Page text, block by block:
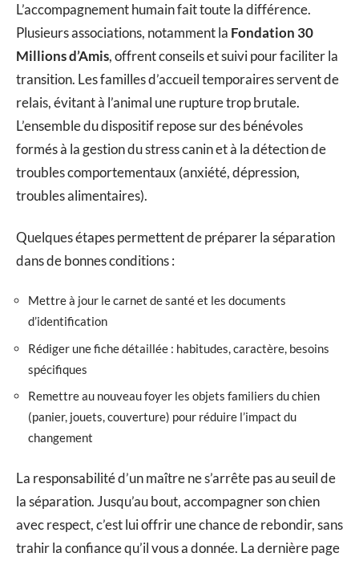
L’accompagnement humain fait toute la différence.
Plusieurs associations, notamment la Fondation 30
Millions d’Amis, offrent conseils et suivi pour faciliter la
transition. Les familles d’accueil temporaires servent de
relais, évitant à l’animal une rupture trop brutale.
L’ensemble du dispositif repose sur des bénévoles
formés à la gestion du stress canin et à la détection de
troubles comportementaux (anxiété, dépression,
troubles alimentaires).
Quelques étapes permettent de préparer la séparation
dans de bonnes conditions :
Mettre à jour le carnet de santé et les documents
d’identification
Rédiger une fiche détaillée : habitudes, caractère, besoins
spécifiques
Remettre au nouveau foyer les objets familiers du chien
(panier, jouets, couverture) pour réduire l’impact du
changement
La responsabilité d’un maître ne s’arrête pas au seuil de
la séparation. Jusqu’au bout, accompagner son chien
avec respect, c’est lui offrir une chance de rebondir, sans
trahir la confiance qu’il vous a donnée. La dernière page